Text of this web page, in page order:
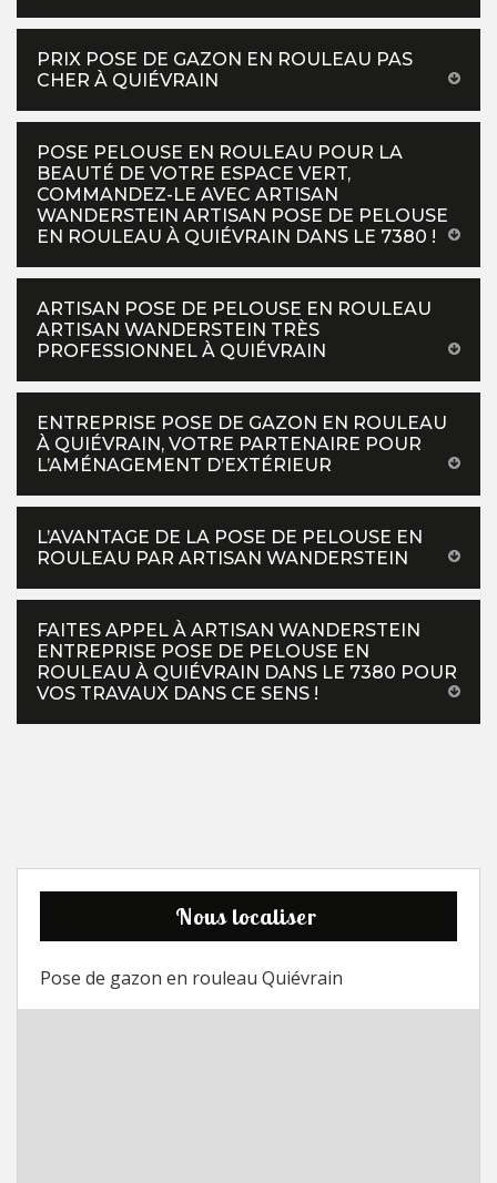
PRIX POSE DE GAZON EN ROULEAU PAS
CHER À QUIÉVRAIN
POSE PELOUSE EN ROULEAU POUR LA
BEAUTÉ DE VOTRE ESPACE VERT,
COMMANDEZ-LE AVEC ARTISAN
WANDERSTEIN ARTISAN POSE DE PELOUSE
EN ROULEAU À QUIÉVRAIN DANS LE 7380 !
ARTISAN POSE DE PELOUSE EN ROULEAU
ARTISAN WANDERSTEIN TRÈS
PROFESSIONNEL À QUIÉVRAIN
ENTREPRISE POSE DE GAZON EN ROULEAU
À QUIÉVRAIN, VOTRE PARTENAIRE POUR
L’AMÉNAGEMENT D’EXTÉRIEUR
L’AVANTAGE DE LA POSE DE PELOUSE EN
ROULEAU PAR ARTISAN WANDERSTEIN
FAITES APPEL À ARTISAN WANDERSTEIN
ENTREPRISE POSE DE PELOUSE EN
ROULEAU À QUIÉVRAIN DANS LE 7380 POUR
VOS TRAVAUX DANS CE SENS !
Nous localiser
Pose de gazon en rouleau Quiévrain